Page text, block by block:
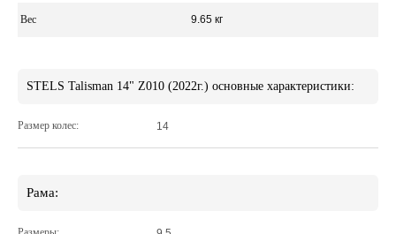
Вес 9.65 кг
STELS Talisman 14" Z010 (2022г.) основные характеристики:
Размер колес: 14
Рама: